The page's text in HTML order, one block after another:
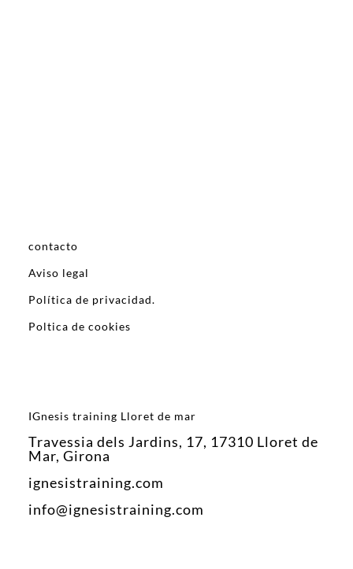
contacto
Aviso legal
Política de privacidad.
Poltica de cookies
IGnesis training Lloret de mar
Travessia dels Jardins, 17, 17310 Lloret de
Mar, Girona
ignesistraining.com
info@ignesistraining.com